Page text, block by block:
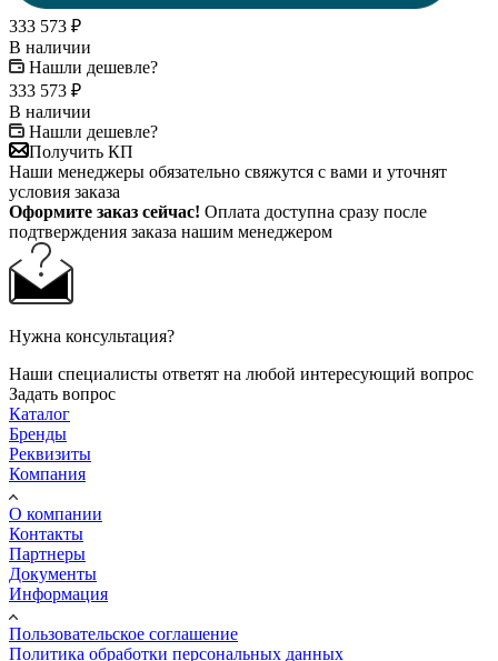
333 573 ₽
В наличии
Нашли дешевле?
333 573 ₽
В наличии
Нашли дешевле?
Получить КП
Наши менеджеры обязательно свяжутся с вами и уточнят
условия заказа
Оформите заказ сейчас! Оплата доступна сразу после
подтверждения заказа нашим менеджером
Нужна консультация?
Наши специалисты ответят на любой интересующий вопрос
Задать вопрос
Каталог
Бренды
Реквизиты
Компания
О компании
Контакты
Партнеры
Документы
Информация
Пользовательское соглашение
Политика обработки персональных данных